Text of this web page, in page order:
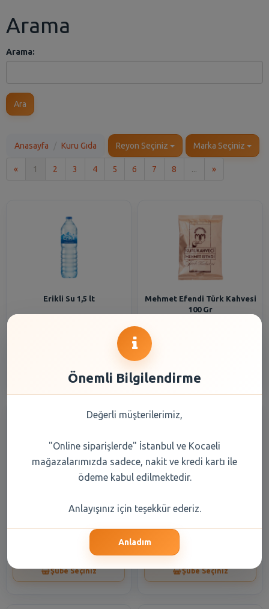
Arama
Arama:
Ara
Anasayfa Kuru Gıda Reyon Seçiniz Marka Seçiniz
« 1 2 3 4 5 6 7 8 ... »Son
Erikli Su 1,5 lt
Mehmet Efendi Türk Kahvesi
100 Gr
gr
Şube Seçiniz Şube Seçiniz
Önemli Bilgilendirme
Değerli müşterilerimiz,
"Online siparişlerde" İstanbul ve Kocaeli
mağazalarımızda sadece, nakit ve kredi kartı ile
ödeme kabul edilmektedir.
Anlayışınız için teşekkür ederiz.
Anladım